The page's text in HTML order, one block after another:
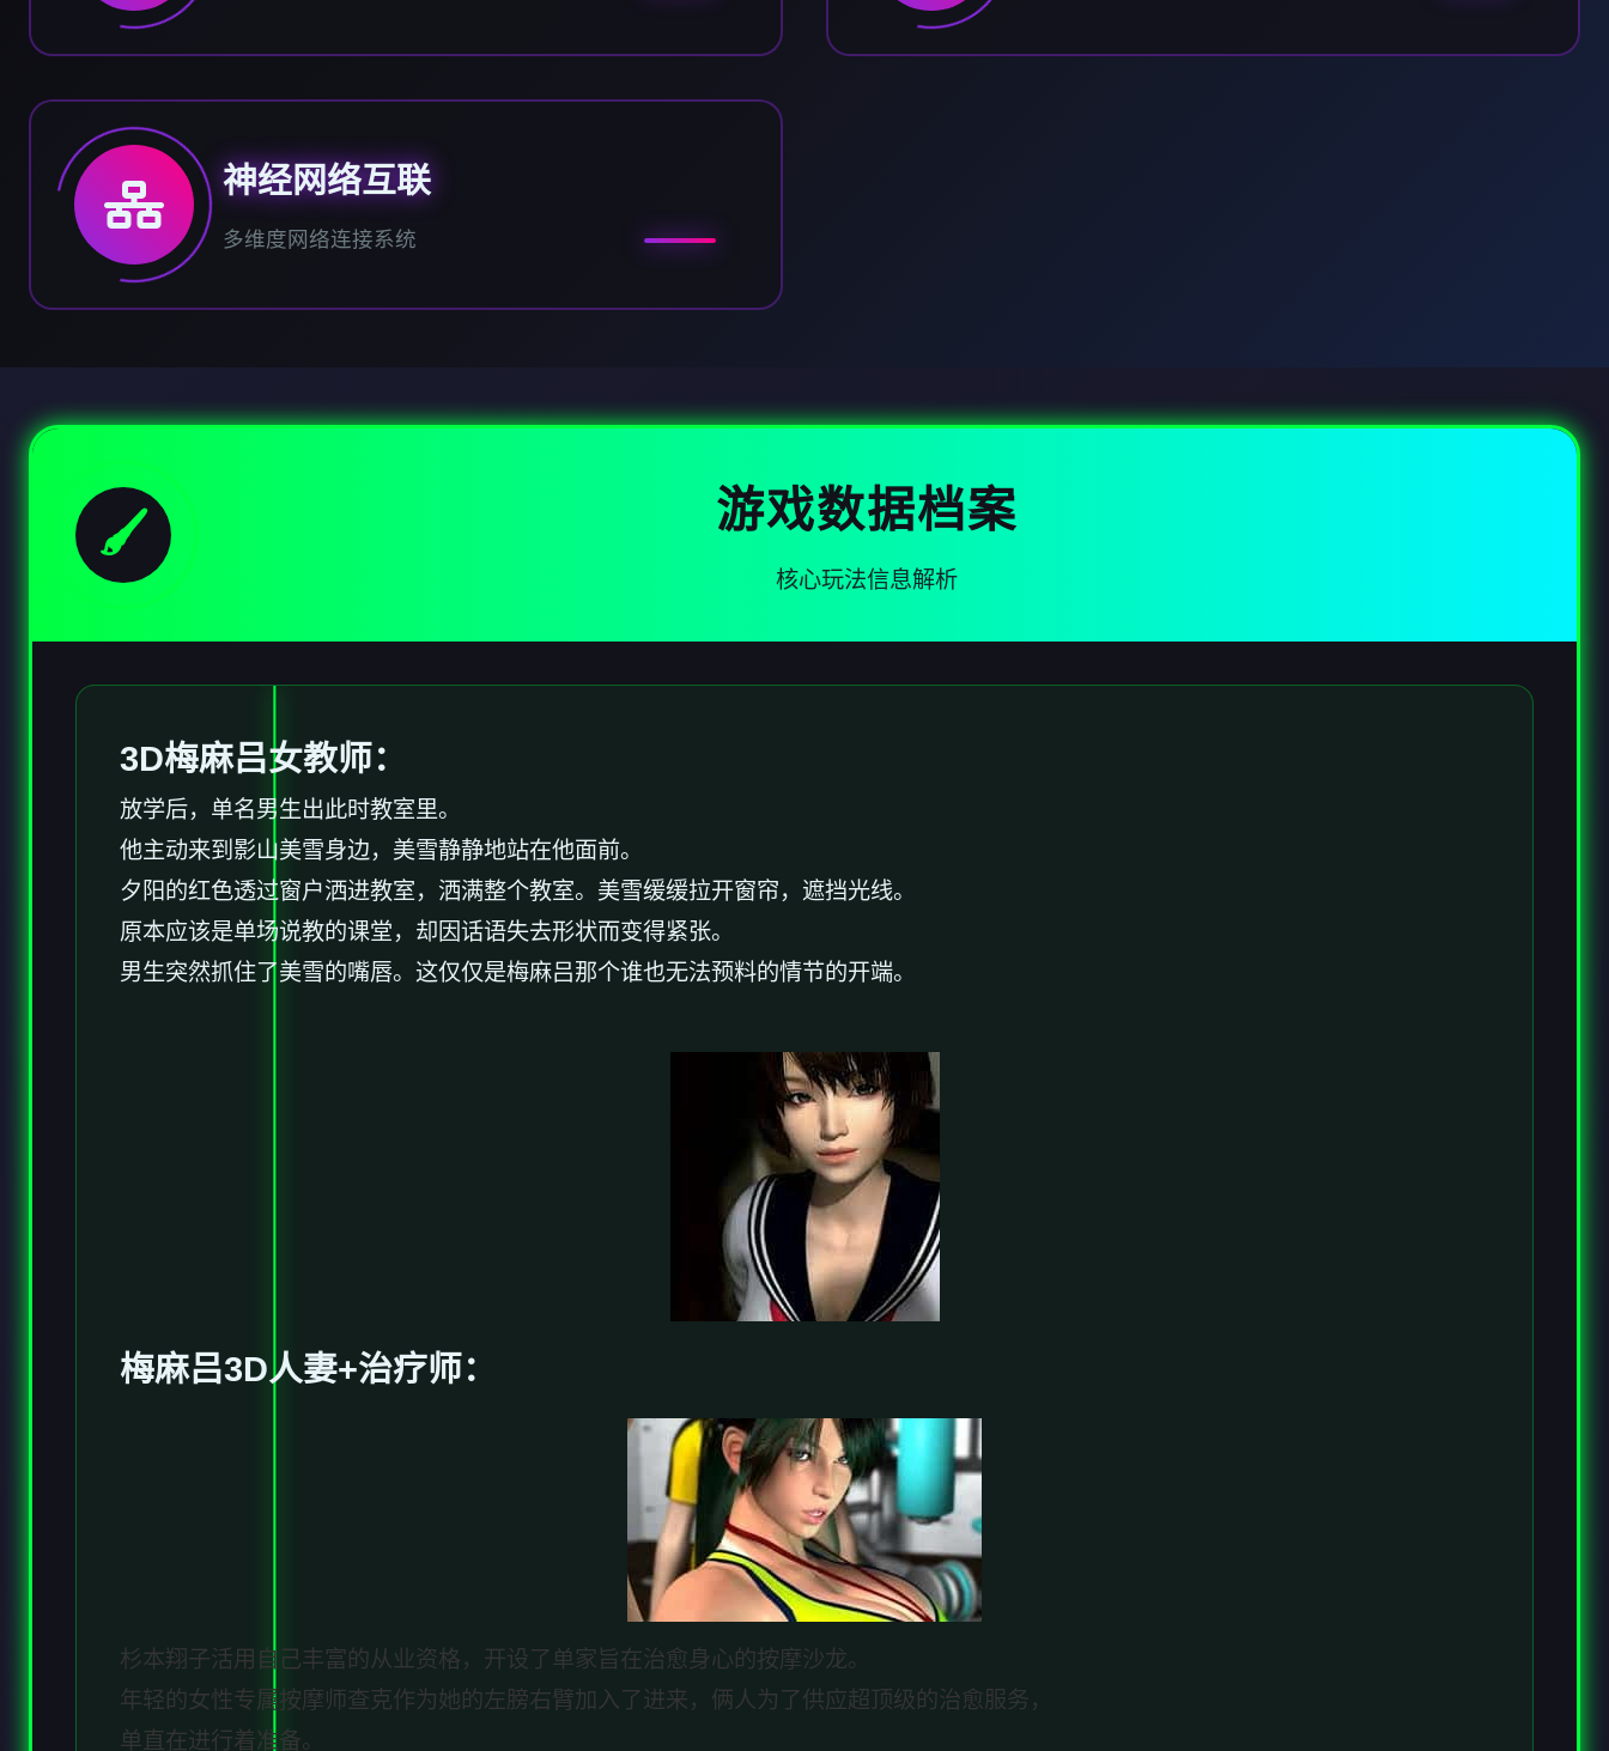
神经网络互联
多维度网络连接系统
🖌️ 游戏数据档案
核心玩法信息解析
3D梅麻吕女教师：
放学后，单名男生出此时教室里。
他主动来到影山美雪身边，美雪静静地站在他面前。
夕阳的红色透过窗户洒进教室，洒满整个教室。美雪缓缓拉开窗帘，遮挡光线。
原本应该是单场说教的课堂，却因话语失去形状而变得紧张。
男生突然抓住了美雪的嘴唇。这仅仅是梅麻吕那个谁也无法预料的情节的开端。
梅麻吕3D人妻+治疗师：
杉本翔子活用自己丰富的从业资格，开设了单家旨在治愈身心的按摩沙龙。
年轻的女性专属按摩师查克作为她的左膀右臂加入了进来，俩人为了供应超顶级的治愈服务，
单直在进行着准备。